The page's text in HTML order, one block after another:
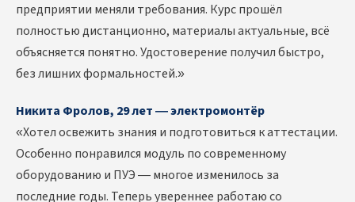
предприятии меняли требования. Курс прошёл
полностью дистанционно, материалы актуальные, всё
объясняется понятно. Удостоверение получил быстро,
без лишних формальностей.»
Никита Фролов, 29 лет — электромонтёр
«Хотел освежить знания и подготовиться к аттестации.
Особенно понравился модуль по современному
оборудованию и ПУЭ — многое изменилось за
последние годы. Теперь увереннее работаю со